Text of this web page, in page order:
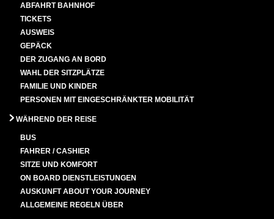
ABFAHRT BAHNHOF
TICKETS
AUSWEIS
GEPÄCK
DER ZUGANG AN BORD
WAHL DER SITZPLÄTZE
FAMILIE UND KINDER
PERSONEN MIT EINGESCHRÄNKTER MOBILITÄT
WÄHREND DER REISE
BUS
FAHRER / CASHIER
SITZE UND KOMFORT
ON BOARD DIENSTLEISTUNGEN
AUSKUNFT ABOUT YOUR JOURNEY
ALLGEMEINE REGELN ÜBER